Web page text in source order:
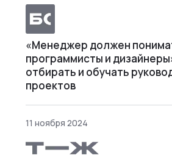
«Менеджер должен
программисты и
отбирать и обучать
проектов
11 ноября 2024